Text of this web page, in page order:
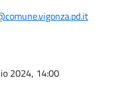
2024, 14:00